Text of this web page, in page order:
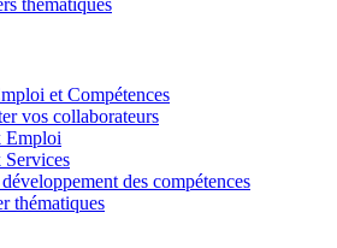
thématiques
et Compétences
vos collaborateurs
Emploi
des compétences
thématiques